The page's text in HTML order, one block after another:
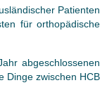
Patienten
für orthopädische
abgeschlossenen
Dinge zwischen HCB